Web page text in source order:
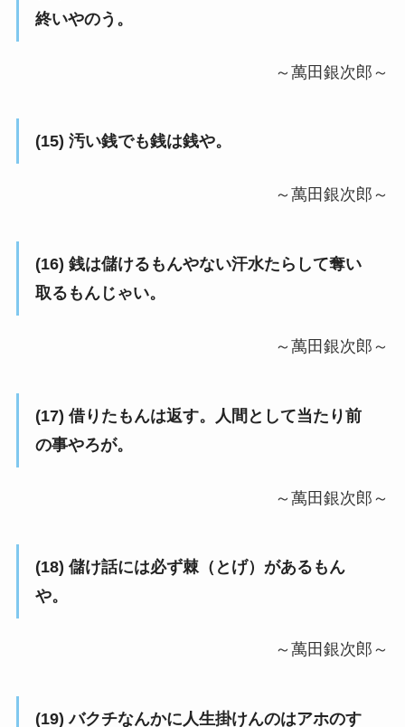
終いやのう。
～萬田銀次郎～
(15) 汚い銭でも銭は銭や。
～萬田銀次郎～
(16) 銭は儲けるもんやない汗水たらして奪い
取るもんじゃい。
～萬田銀次郎～
(17) 借りたもんは返す。人間として当たり前
の事やろが。
～萬田銀次郎～
(18) 儲け話には必ず棘（とげ）があるもん
や。
～萬田銀次郎～
(19) バクチなんかに人生掛けんのはアホのす